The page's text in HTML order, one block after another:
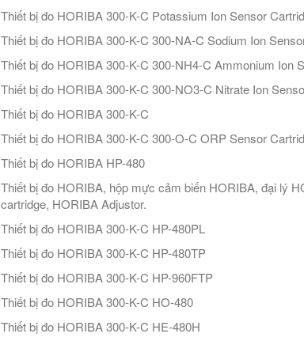
Thiết bị đo HORIBA 300-K-C Potassium Ion Sensor
Thiết bị đo HORIBA 300-K-C 300-NA-C Sodium Ion
Thiết bị đo HORIBA 300-K-C 300-NH4-C Ammonium Ion
Thiết bị đo HORIBA 300-K-C 300-NO3-C Nitrate Ion
Thiết bị đo HORIBA 300-K-C
Thiết bị đo HORIBA 300-K-C 300-O-C ORP Sensor
Thiết bị đo HORIBA HP-480
Thiết bị đo HORIBA, hộp mực cảm biến HORIBA, đại lý
cartridge, HORIBA Adjustor.
Thiết bị đo HORIBA 300-K-C HP-480PL
Thiết bị đo HORIBA 300-K-C HP-480TP
Thiết bị đo HORIBA 300-K-C HP-960FTP
Thiết bị đo HORIBA 300-K-C HO-480
Thiết bị đo HORIBA 300-K-C HE-480H